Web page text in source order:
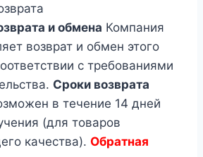
и обмена Компания
возврат и обмен этого
с требованиями
Сроки возврата
в течение 14 дней
(для товаров
качества). Обратная